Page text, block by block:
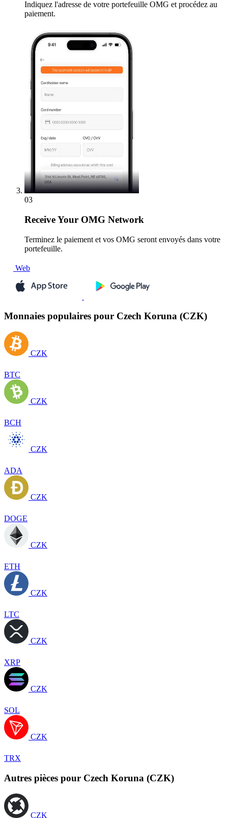
Indiquez l'adresse de votre portefeuille OMG et procédez au
paiement.
03
ReceiveYour OMG Network
Terminez le paiement et vos OMG seront envoyés dans votre
portefeuille.
Web
Monnaies populaires pour Czech Koruna (CZK)
CZK
BTC
CZK
BCH
CZK
ADA
CZK
DOGE
CZK
ETH
CZK
LTC
CZK
XRP
CZK
SOL
CZK
TRX
Autres pièces pour Czech Koruna (CZK)
CZK